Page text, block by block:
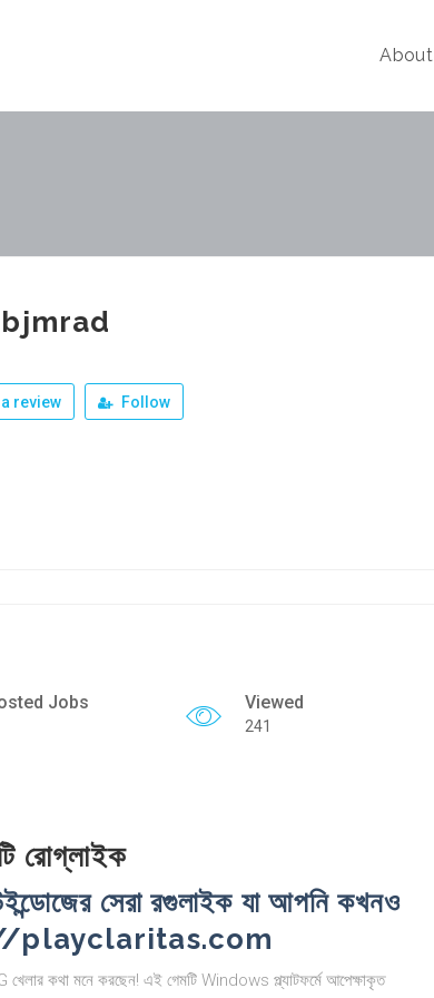
About
review Follow
Jobs Viewed
241
রোগ্লাইক
সেরা রগুলাইক যা আপনি কখনও
playclaritas.com
কথা মনে করছেন! এই গেমটি Windows প্ল্যাটফর্মে আপেক্ষাকৃত